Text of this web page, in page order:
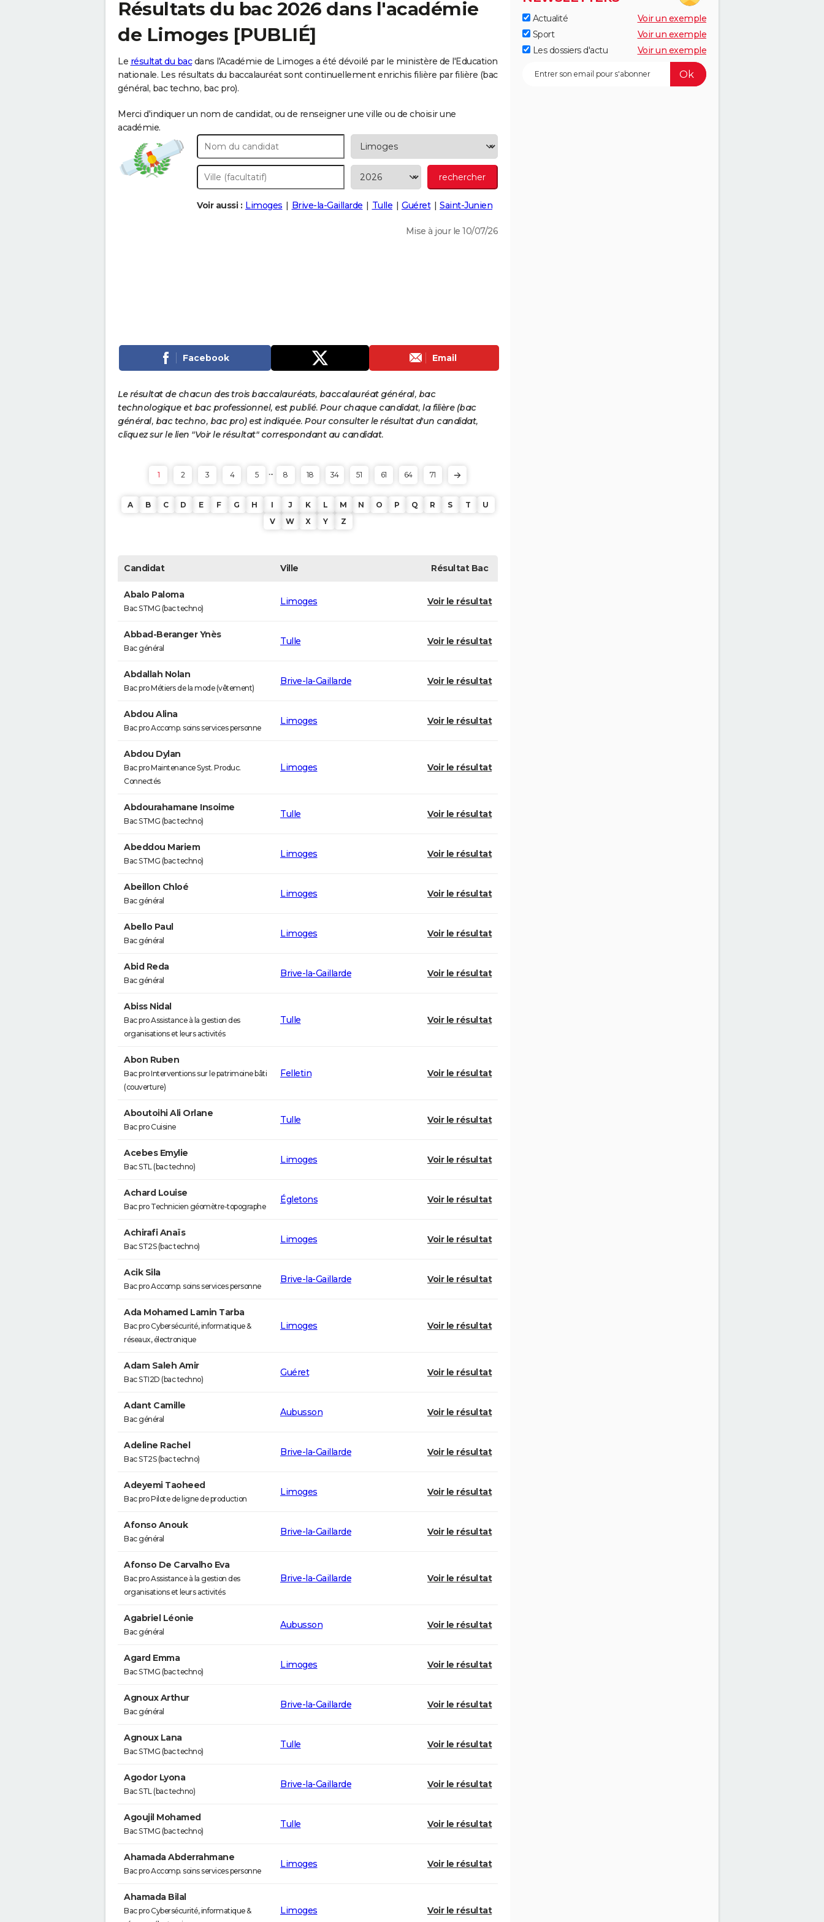
Résultats du bac 2026 dans l'académie
de Limoges [PUBLIÉ]
Le résultat du bacdans l'Académie de Limoges a été dévoilé par le ministère de l'Education
nationale. Les résultats du baccalauréat sont continuellement enrichis filière par filière (bac
général, bac techno, bac pro).
Merci d'indiquer un nom de candidat, ou de renseigner une ville ou de choisir une
académie.
Voir aussi : Limoges Brive-la-Gaillarde Tulle Guéret Saint-Junien
Mise à jour le 10/07/26
Facebook Email
Le résultat de chacun des trois baccalauréats, baccalauréat général, bac
technologique et bac professionnel, est publié. Pour chaque candidat, la filière (bac
général, bac techno, bac pro) est indiquée. Pour consulter le résultat d'un candidat,
cliquez sur le lien "Voir le résultat" correspondant au candidat.
1 2 3 4 5 ... 8 18 34 51 61 64 71
A B C D E F G H I J K L M N O P Q R S T
U
V
W X Y Z
Candidat Ville RésultatBac
Abalo Paloma
Bac STMG (bac techno)
Limoges Voir le résultat
Abbad-Beranger Ynès
Bac général
Tulle Voir le résultat
Abdallah Nolan
Bac pro Métiers de la mode (vêtement)
Brive-la-Gaillarde Voir le résultat
Abdou Alina
Bac pro Accomp. soins services personne
Limoges Voir le résultat
Abdou Dylan
Bac pro Maintenance Syst. Produc.
Connectés
Limoges Voir le résultat
Abdourahamane Insoime
Bac STMG (bac techno)
Tulle Voir le résultat
Abeddou Mariem
Bac STMG (bac techno)
Limoges Voir le résultat
Abeillon Chloé
Bac général
Limoges Voir le résultat
Abello Paul
Bac général
Limoges Voir le résultat
Abid Reda
Bac général
Brive-la-Gaillarde Voir le résultat
Abiss Nidal
Bac pro Assistance à la gestion des
organisations et leurs activités
Tulle Voir le résultat
Abon Ruben
Bac pro Interventions sur le patrimoine bâti
(couverture)
Felletin Voir le résultat
Aboutoihi Ali Orlane
Bac pro Cuisine
Tulle Voir le résultat
Acebes Emylie
Bac STL (bac techno)
Limoges Voir le résultat
Achard Louise
Bac pro Technicien géomètre-topographe
Égletons Voir le résultat
Achirafi Anaïs
Bac ST2S (bac techno)
Limoges Voir le résultat
Acik Sila
Bac pro Accomp. soins services personne
Brive-la-Gaillarde Voir le résultat
Ada Mohamed Lamin Tarba
Bac pro Cybersécurité, informatique &
réseaux, électronique
Limoges Voir le résultat
Adam Saleh Amir
Bac STI2D (bac techno)
Guéret Voir le résultat
Adant Camille
Bac général
Aubusson Voir le résultat
Adeline Rachel
Bac ST2S (bac techno)
Brive-la-Gaillarde Voir le résultat
Adeyemi Taoheed
Bac pro Pilote de ligne de production
Limoges Voir le résultat
Afonso Anouk
Bac général
Brive-la-Gaillarde Voir le résultat
Afonso De Carvalho Eva
Bac pro Assistance à la gestion des
organisations et leurs activités
Brive-la-Gaillarde Voir le résultat
Agabriel Léonie
Bac général
Aubusson Voir le résultat
Agard Emma
Bac STMG (bac techno)
Limoges Voir le résultat
Agnoux Arthur
Bac général
Brive-la-Gaillarde Voir le résultat
Agnoux Lana
Bac STMG (bac techno)
Tulle Voir le résultat
Agodor Lyona
Bac STL (bac techno)
Brive-la-Gaillarde Voir le résultat
Agoujil Mohamed
Bac STMG (bac techno)
Tulle Voir le résultat
Ahamada Abderrahmane
Bac pro Accomp. soins services personne
Limoges Voir le résultat
Ahamada Bilal
Bac pro Cybersécurité, informatique &
Limoges Voir le résultat
Actualité
Voir un exemple
Sport
Voir un exemple
Les dossiers d'actu
Voir un exemple